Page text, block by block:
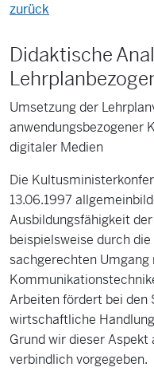
zurück
Didaktische
Umsetzung der
anwendungsbezogener
digitaler Medien
Die
13.06.1997
Ausbildungsfähigkeit
beispielsweise durch
sachgerechten
Arbeiten fördert bei den
wirtschaftliche
Grund wir dieser Aspekt
verbindlich vorgegeben.